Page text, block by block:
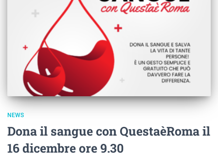
NEWS
Dona il sangue con QuestaèRoma il
16 dicembre ore 9.30